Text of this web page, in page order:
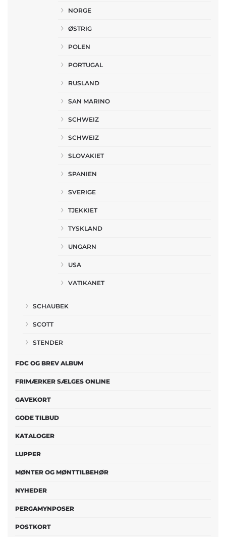
NORGE
ØSTRIG
POLEN
PORTUGAL
RUSLAND
SAN MARINO
SCHWEIZ
SCHWEIZ
SLOVAKIET
SPANIEN
SVERIGE
TJEKKIET
TYSKLAND
UNGARN
USA
VATIKANET
SCHAUBEK
SCOTT
STENDER
FDC OG BREV ALBUM
FRIMÆRKER SÆLGES ONLINE
GAVEKORT
GODE TILBUD
KATALOGER
LUPPER
MØNTER OG MØNTTILBEHØR
NYHEDER
PERGAMYNPOSER
POSTKORT